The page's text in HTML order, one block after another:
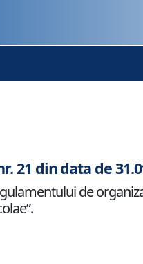
21 din data de
de